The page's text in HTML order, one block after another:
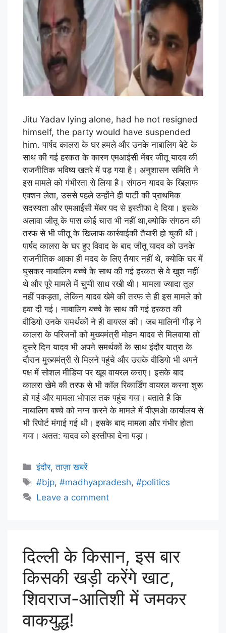
Jitu Yadav lying alone, had he not resigned
himself, the party would have suspended
him. पार्षद कालरा के घर हमले और उनके नाबालिग बेटे के
साथ की गई हरकत के कारण एमआईसी मेंबर जीतू यादव की
राजनीतिक भविष्य खतरे में पड़ गया है। अनुशासन समिति ने
इस मामले को गंभीरता से लिया है। संगठन यादव के खिलाफ
एक्शन लेता, उससे पहले उन्होंने ही पार्टी की प्राथमिक
सदस्यता और एमआईसी मेंबर पद से इस्तीफा दे दिया। इसके
अलावा जीतू के पास कोई चारा भी नहीं था,क्योकि संगठन की
तरफ से भी जीतू के खिलाफ कार्रवाईकी तैयारी हो चुकी थी।
पार्षद कालरा के घर हुए विवाद के बाद जीतू यादव को उनके
राजनीतिक आका ही मदद के लिए तैयार नहीं थे, क्योकि घर में
घुसकर नाबालिग बच्चे के साथ की गई हरकत से वे खुश नहीं
थे और पूरे मामले में चुप्पी साध रखी थी। मामला ज्यादा तूल
नहीं पकड़ता, लेकिन यादव खेमे की तरफ से ही इस मामले को
हवा दी गई। नाबालिग बच्चे के साथ की गई हरकत की
वीडियो उनके समर्थकों ने ही वायरल की। जब मालिनी गौड़ ने
कालरा के परिजनों को मुख्यमंत्री मोहन यादव से मिलवाया तो
दूसरे दिन यादव भी अपने समर्थकों के साथ इंदौर यात्रा के
दौरान मुख्यमंत्री से मिलने पहुंचे और उसके वीडियो भी अपने
पक्ष में सोशल मीडिया पर खूब वायरल कराए। इसके बाद
कालरा खेमे की तरफ से भी काॅल रिकार्डिंग वायरल करना शुरू
हो गई और मामला भोपाल तक पहुंच गया। बताते है कि
नाबालिग बच्चे को नग्न करने के मामले में पीएमअेा कार्यालय से
भी रिपोर्ट मंगाई गई थी। इसके बाद मामला और गंभीर होता
गया। अतत: यादव को इस्तीफा देना पड़ा।
इंदौर,ताज़ा खबरें
#bjp,#madhyapradesh,#politics
Leave a comment
दिल्ली के किसान, इस बार
किसकी खड़ी करेंगे खाट,
शिवराज-आतिशी में जमकर
वाकयुद्ध!